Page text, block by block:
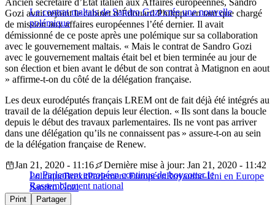
Le contrat maltais de Sandro Gozi crée une nouvelle
polémique
Ancien secrétaire d’État italien aux Affaires européennes, Sandro
Gozi avait rejoint le cabinet d’Édouard Philippe en tant que chargé
de mission aux affaires européennes l’été dernier. Il avait
démissionné de ce poste après une polémique sur sa collaboration
avec le gouvernement maltais. « Mais le contrat de Sandro Gozi
avec le gouvernement maltais était bel et bien terminée au jour de
son élection et bien avant le début de son contrat à Matignon en aout
» affirme-t-on du côté de la délégation française.
Les deux eurodéputés français LREM ont de fait déjà été intégrés au
travail de la délégation depuis leur élection. « Ils sont dans la boucle
depuis le début des travaux parlementaires. Ils ne vont pas arriver
dans une délégation qu’ils ne connaissent pas » assure-t-on au sein
de la délégation française de Renew.
Le Parlement européen continue de boycotter le
Rassemblement national
Jan 21, 2020 - 11:16
Dernière mise à jour: Jan 21, 2020 - 11:42
PolitiqueBrexitParlement EuropéenRoyaume-Uni en Europe
Sandro Gozi
Print Partager